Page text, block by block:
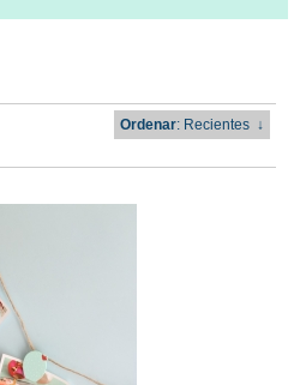
Ordenar: Recientes↓